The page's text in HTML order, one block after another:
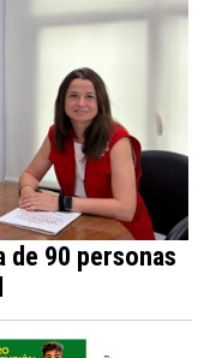
de 90 personas